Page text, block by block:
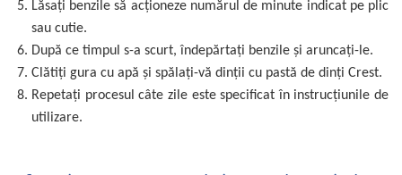
Lăsați benzile să acționeze numărul de minute indicat pe plic
sau cutie.
După ce timpul s-a scurt, îndepărtați benzile și aruncați-le.
Clătiți gura cu apă și spălați-vă dinții cu pastă de dinți Crest.
Repetați procesul câte zile este specificat în instrucțiunile de
utilizare.